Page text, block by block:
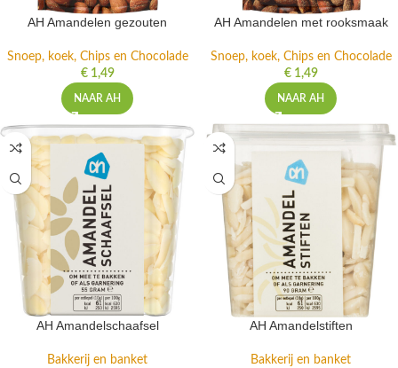
AH Amandelen gezouten
Snoep, koek, Chips en Chocolade
€1,49
NAAR AH
AH Amandelen met rooksmaak
Snoep, koek, Chips en Chocolade
€1,49
NAAR AH
AH Amandelschaafsel
Bakkerij en banket
AH Amandelstiften
Bakkerij en banket